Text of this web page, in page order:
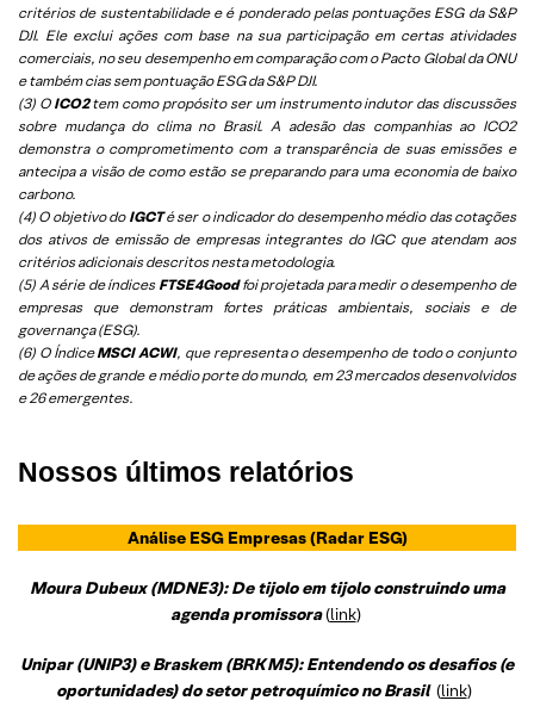
critérios de sustentabilidade e é ponderado pelas pontuações ESG da S&P
DJI. Ele exclui ações com base na sua participação em certas atividades
comerciais, no seu desempenho em comparação com o Pacto Global da ONU
e também cias sem pontuação ESG da S&P DJI.
(3) O ICO2tem como propósito ser um instrumento indutor das discussões
sobre mudança do clima no Brasil. A adesão das companhias ao ICO2
demonstra o comprometimento com a transparência de suas emissões e
antecipa a visão de como estão se preparando para uma economia de baixo
carbono.
(4) O objetivo do IGCTé ser o indicador do desempenho médio das cotações
dos ativos de emissão de empresas integrantes do IGC que atendam aos
critérios adicionais descritos nesta metodologia.
(5) A série de índices FTSE4Goodfoi projetada para medir o desempenho de
empresas que demonstram fortes práticas ambientais, sociais e de
governança (ESG).
(6) O ÍndiceMSCI ACWI, que representa o desempenho de todo o conjunto
de ações de grande e médio porte do mundo, em 23 mercados desenvolvidos
e 26 emergentes.
Nossos últimos relatórios
Análise ESG Empresas(Radar ESG)
Moura Dubeux (MDNE3): De tijolo em tijolo construindo uma
agenda promissora(link)
Unipar (UNIP3) e Braskem (BRKM5): Entendendo os desafios (e
oportunidades) do setor petroquímico no Brasil (link)